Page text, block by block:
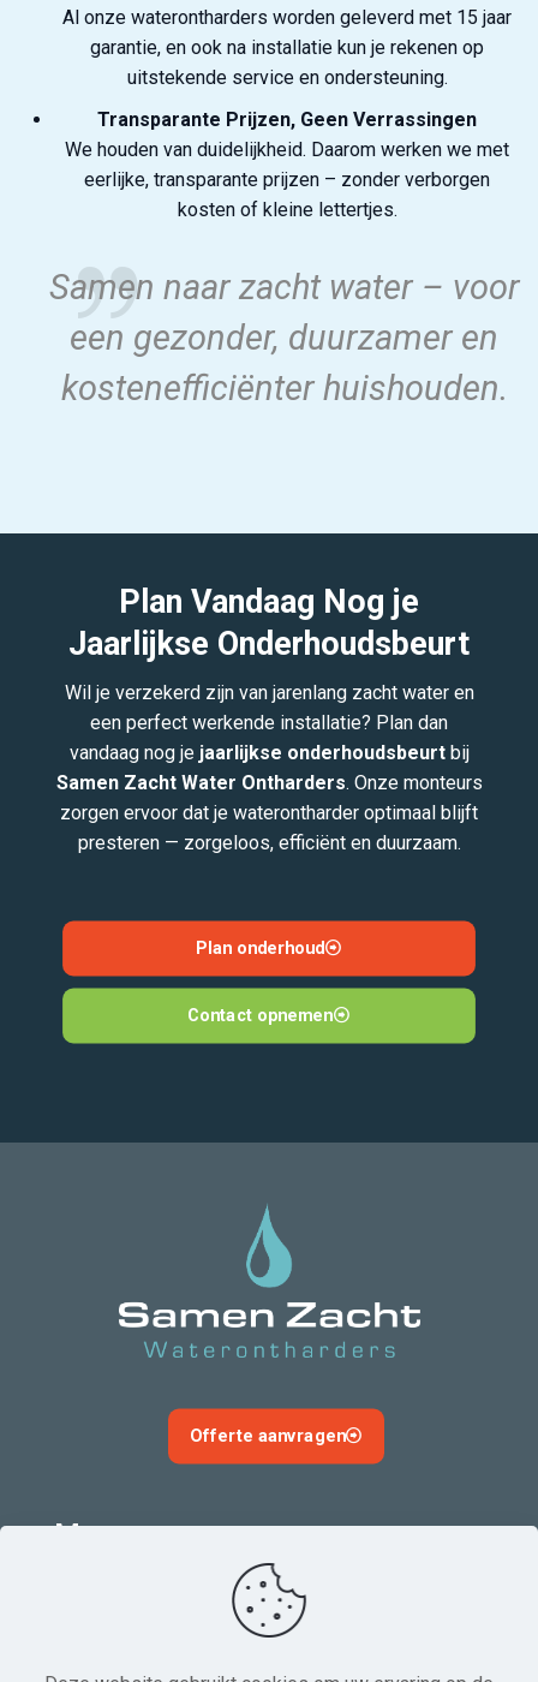
Al onze waterontharders worden geleverd met 15 jaar
garantie, en ook na installatie kun je rekenen op
uitstekende service en ondersteuning.
Transparante Prijzen, Geen Verrassingen
We houden van duidelijkheid. Daarom werken we met
eerlijke, transparante prijzen – zonder verborgen
kosten of kleine lettertjes.
Samen naar zacht water – voor
een gezonder, duurzamer en
kostenefficiënter huishouden.
Plan Vandaag Nog je
Jaarlijkse Onderhoudsbeurt
Wil je verzekerd zijn van jarenlang zacht water en
een perfect werkende installatie? Plan dan
vandaag nog je jaarlijkse onderhoudsbeurtbij
Samen Zacht Water Ontharders. Onze monteurs
zorgen ervoor dat je waterontharder optimaal blijft
presteren — zorgeloos, efficiënt en duurzaam.
Plan onderhoud
Contact opnemen
Offerte aanvragen
Menu